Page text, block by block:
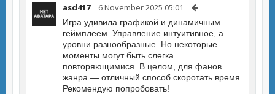
asd417 6 November 2025 05:01
Игра удивила графикой и динамичным
геймплеем. Управление интуитивное, а
уровни разнообразные. Но некоторые
моменты могут быть слегка
повторяющимися. В целом, для фанов
жанра — отличный способ скоротать время.
Рекомендую попробовать!